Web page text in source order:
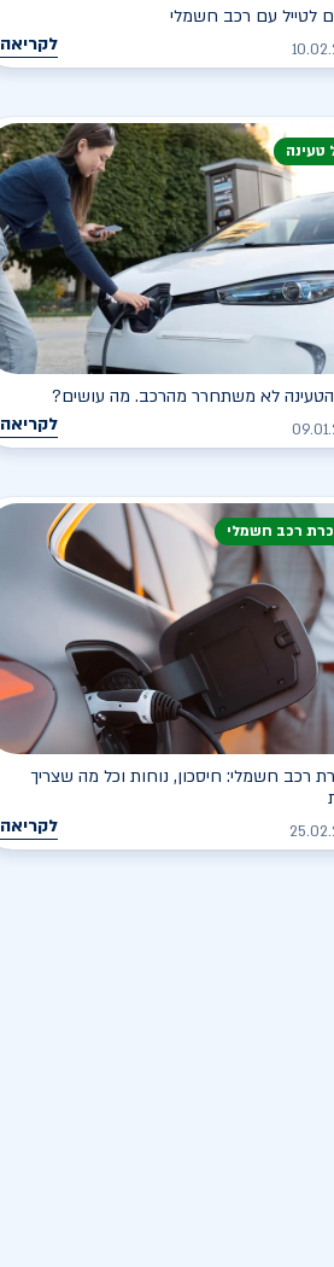
לטייל עם רכב חשמלי
לקריאה
טעינה
לא משתחרר מהרכב. מה עושים?
לקריאה
רכב חשמלי
רכב חשמלי: חיסכון, נוחות וכל מה שצריך
לקריאה